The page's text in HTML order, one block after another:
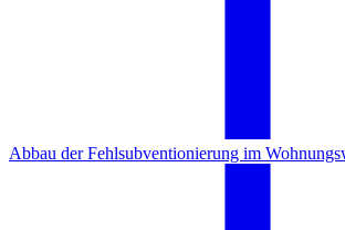
Abbau der Fehlsubventionierung im